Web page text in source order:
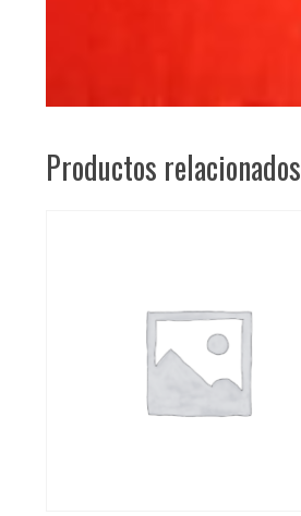
Productos relacionados